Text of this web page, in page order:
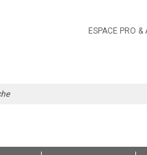
ESPACE PRO &